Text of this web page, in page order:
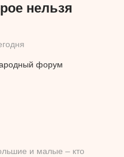
нельзя
форум
и малые – кто